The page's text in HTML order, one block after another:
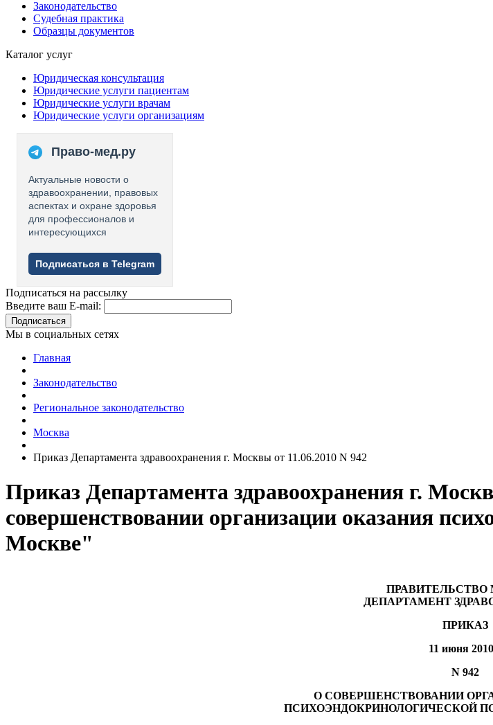
Законодательство
Судебная практика
Образцы документов
Каталог услуг
Юридическая консультация
Юридические услуги пациентам
Юридические услуги врачам
Юридические услуги организациям
Право-мед.ру
Актуальные новости о
здравоохранении, правовых
аспектах и охране здоровья
для профессионалов и
интересующихся
Подписаться в Telegram
Подписаться на рассылку
Введите ваш E-mail:
Подписаться
Мы в социальных сетях
Главная
Законодательство
Региональное законодательство
Москва
Приказ Департамента здравоохранения г. Москвы от 11.06.2010 N 942
Приказ Департамента здравоохранения г.
совершенствовании организации оказания
Москве"
ДЕПАРТАМЕНТ
ПРИКАЗ
11 июня
N 942
О СОВЕРШЕНСТВОВАНИИ
ПСИХОЭНДОКРИНОЛОГИЧЕСКОЙ